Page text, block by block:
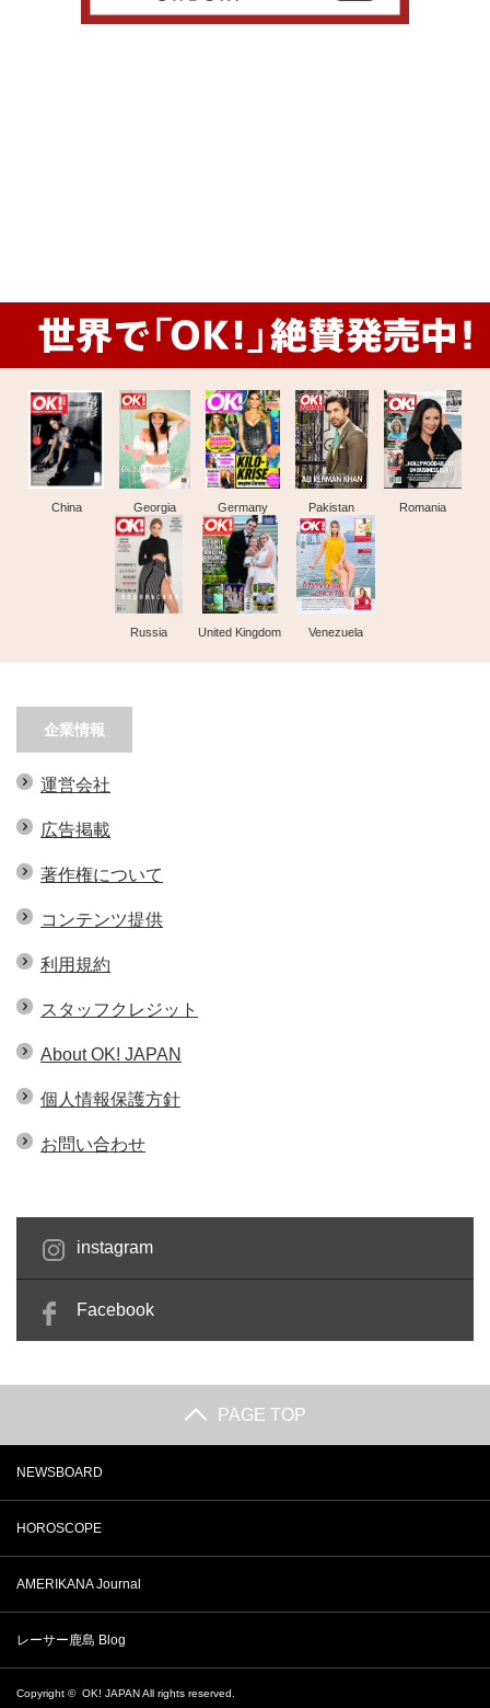
China Georgia Germany Pakistan Romania
Russia United Kingdom Venezuela
企業情報
運営会社
広告掲載
著作権について
コンテンツ提供
利用規約
スタッフクレジット
About OK! JAPAN
個人情報保護方針
お問い合わせ
instagram
Facebook
PAGE TOP
NEWSBOARD
HOROSCOPE
AMERIKANA Journal
レーサー鹿島 Blog
Copyright © OK! JAPANAll rights reserved.